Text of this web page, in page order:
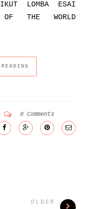
IKUT LOMBA ESAI
THE WORLD
0 Comments
OLDER